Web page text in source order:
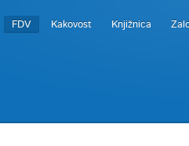
FDV Kakovost Knjižnica